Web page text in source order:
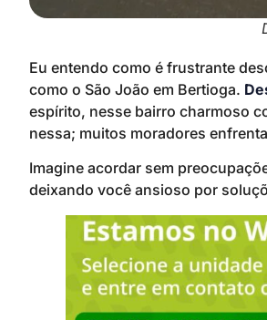
Eu entendo como é frustrante
como o São João em Bertioga.
espírito, nesse bairro charmoso
nessa; muitos moradores
Imagine acordar sem
deixando você ansioso por